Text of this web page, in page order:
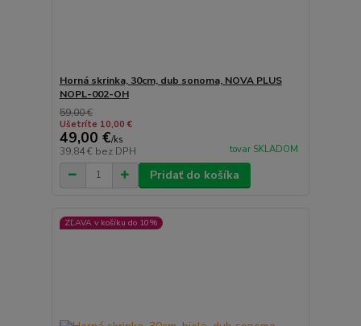
Horná skrinka, 30cm, dub sonoma, NOVA PLUS
NOPL-002-OH
59,00 €
Ušetríte 10,00 €
49,00 €/ks
39,84 € bez DPH tovar SKLADOM
Pridať do košíka
ZĽAVA v košíku do 10%